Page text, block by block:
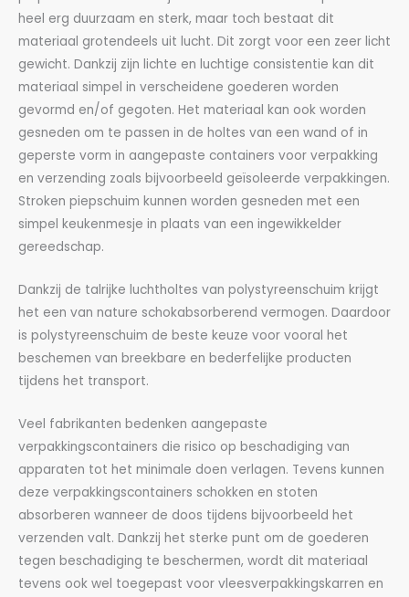
heel erg duurzaam en sterk, maar toch bestaat dit
materiaal grotendeels uit lucht. Dit zorgt voor een zeer licht
gewicht. Dankzij zijn lichte en luchtige consistentie kan dit
materiaal simpel in verscheidene goederen worden
gevormd en/of gegoten. Het materiaal kan ook worden
gesneden om te passen in de holtes van een wand of in
geperste vorm in aangepaste containers voor verpakking
en verzending zoals bijvoorbeeld geïsoleerde verpakkingen.
Stroken piepschuim kunnen worden gesneden met een
simpel keukenmesje in plaats van een ingewikkelder
gereedschap.
Dankzij de talrijke luchtholtes van polystyreenschuim krijgt
het een van nature schokabsorberend vermogen. Daardoor
is polystyreenschuim de beste keuze voor vooral het
beschemen van breekbare en bederfelijke producten
tijdens het transport.
Veel fabrikanten bedenken aangepaste
verpakkingscontainers die risico op beschadiging van
apparaten tot het minimale doen verlagen. Tevens kunnen
deze verpakkingscontainers schokken en stoten
absorberen wanneer de doos tijdens bijvoorbeeld het
verzenden valt. Dankzij het sterke punt om de goederen
tegen beschadiging te beschermen, wordt dit materiaal
tevens ook wel toegepast voor vleesverpakkingskarren en